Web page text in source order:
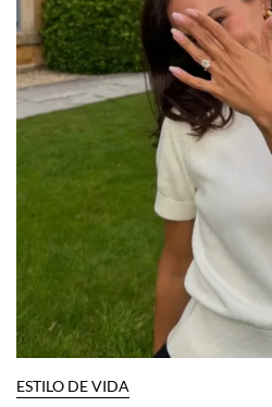
ESTILO DE VIDA